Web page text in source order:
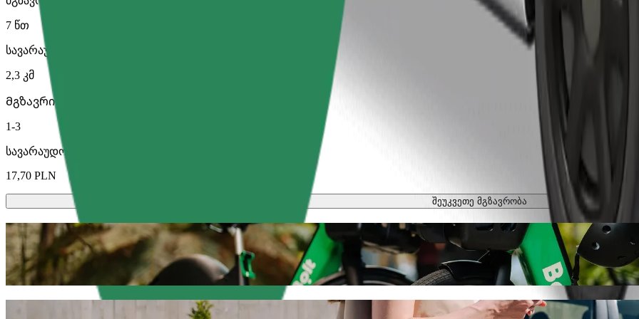
7 წთ
სავარაუდო მანძილი
2,3 კმ
Მგზავრი
1-3
სავარაუდო ფასი
17,70 PLN
შეუკვეთე მგზავრობა
სკუტერები ან ელექტრო-ველოსიპედები
გადაადგილდი ოლშტინი-ში სკუტერით ან ელექტრო-ველოსიპედით
გადმოწერე Bolt
გადაადგილდი Dworzec tymczasowy Olsztyn Główny-დან Szpital MSWiA-მდე